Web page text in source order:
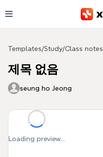
Templates/Study/Class notes
제목 없음
seung ho Jeong
Loading preview...